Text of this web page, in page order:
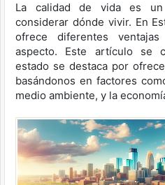
La calidad de vida es un
considerar dónde vivir. En
ofrece diferentes
aspecto. Este artículo se
estado se destaca por
basándonos en factores
medio ambiente, y la